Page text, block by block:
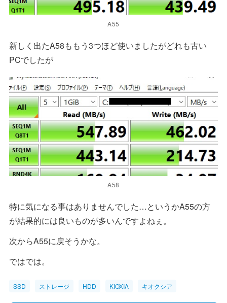
A55
新しく出たA58ももう3つほど使いましたがどれも古い
PCでしたが
A58
特に気になる事はありませんでした…というかA55の方
が結果的には良いものが多いんですよねぇ。
次からA55に戻そうかな。
ではでは。
SSD ストレージ HDD KIOXIA キオクシア